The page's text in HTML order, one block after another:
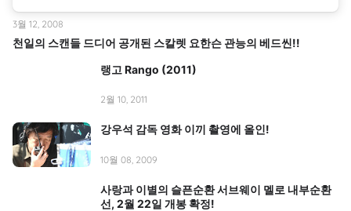
천일의 스캔들 드디어 공개된 스칼렛 요한슨 관능의 베드씬!!
3월 12, 2008
랭고 Rango (2011)
2월 10, 2011
강우석 감독 영화 이끼 촬영에 올인!
10월 08, 2009
사랑과 이별의 슬픈순환 서브웨이 멜로 내부순환
선, 2월 22일 개봉 확정!